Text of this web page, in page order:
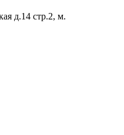
д.14 стр.2, м.